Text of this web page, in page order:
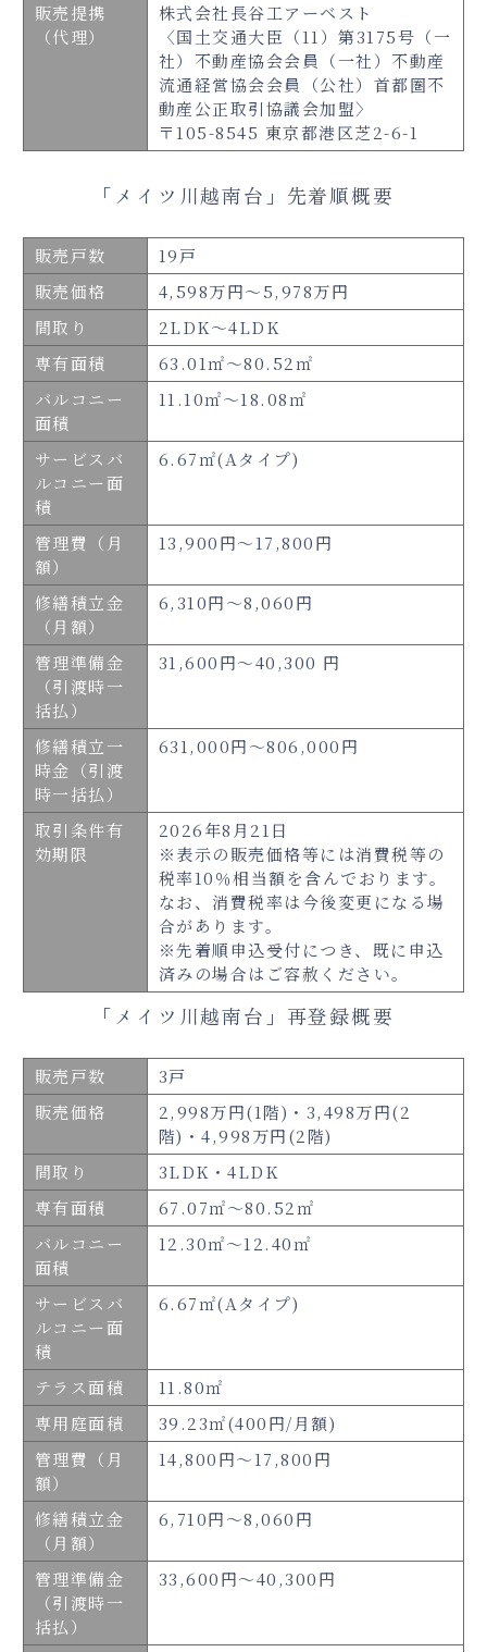
販売提携
（代理）
株式会社長谷工アーベスト
〈国土交通大臣（11）第3175号（一
社）不動産協会会員（一社）不動産
流通経営協会会員（公社）首都圏不
動産公正取引協議会加盟〉
〒105-8545 東京都港区芝2-6-1
「メイツ川越南台」先着順概要
販売戸数
19戸
販売価格
4,598万円～5,978万円
間取り
2LDK～4LDK
専有面積
63.01㎡～80.52㎡
バルコニー
面積
11.10㎡～18.08㎡
サービスバ
ルコニー面
積
6.67㎡(Aタイプ)
管理費（月
額）
13,900円～17,800円
修繕積立金
（月額）
6,310円～8,060円
管理準備金
（引渡時一
括払）
31,600円～40,300 円
修繕積立一
時金（引渡
時一括払）
631,000円～806,000円
取引条件有
効期限
2026年8月21日
※表示の販売価格等には消費税等の
税率10％相当額を含んでおります。
なお、消費税率は今後変更になる場
合があります。
※先着順申込受付につき、既に申込
済みの場合はご容赦ください。
「メイツ川越南台」再登録概要
販売戸数
3戸
販売価格
2,998万円(1階)・3,498万円(2
階)・4,998万円(2階)
間取り
3LDK・4LDK
専有面積
67.07㎡～80.52㎡
バルコニー
面積
12.30㎡～12.40㎡
サービスバ
ルコニー面
積
6.67㎡(Aタイプ)
テラス面積
11.80㎡
専用庭面積
39.23㎡(400円/月額)
管理費（月
額）
14,800円～17,800円
修繕積立金
（月額）
6,710円～8,060円
管理準備金
（引渡時一
括払）
33,600円～40,300円